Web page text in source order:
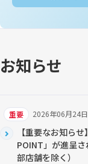
お知らせ
2026年06月24日
重要
【重要なお知ら
POINT」が進呈
部店舗を除く）